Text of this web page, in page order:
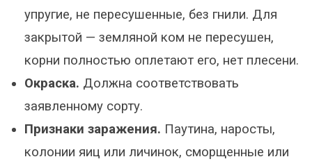
упругие, не пересушенные, без гнили. Для
закрытой — земляной ком не пересушен,
корни полностью оплетают его, нет плесени.
Окраска. Должна соответствовать
заявленному сорту.
Признаки заражения. Паутина, наросты,
колонии яиц или личинок, сморщенные или